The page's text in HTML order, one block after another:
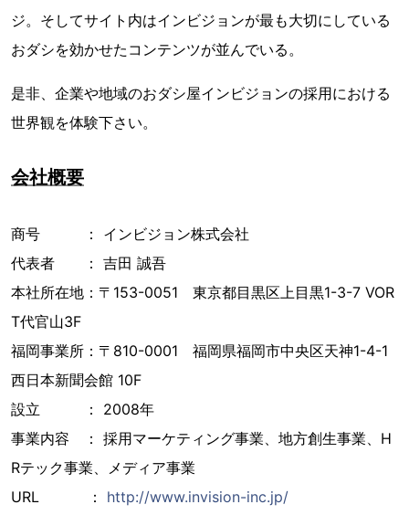
ジ。そしてサイト内はインビジョンが最も大切にしている
おダシを効かせたコンテンツが並んでいる。
是非、企業や地域のおダシ屋インビジョンの採用における
世界観を体験下さい。
会社概要
商号 ： インビジョン株式会社
代表者 ： 吉田 誠吾
本社所在地：〒153-0051 東京都目黒区上目黒1-3-7 VOR
T代官山3F
福岡事業所：〒810-0001 福岡県福岡市中央区天神1-4-1
西日本新聞会館 10F
設立 ： 2008年
事業内容 ： 採用マーケティング事業、地方創生事業、H
Rテック事業、メディア事業
URL ： http://www.invision-inc.jp/